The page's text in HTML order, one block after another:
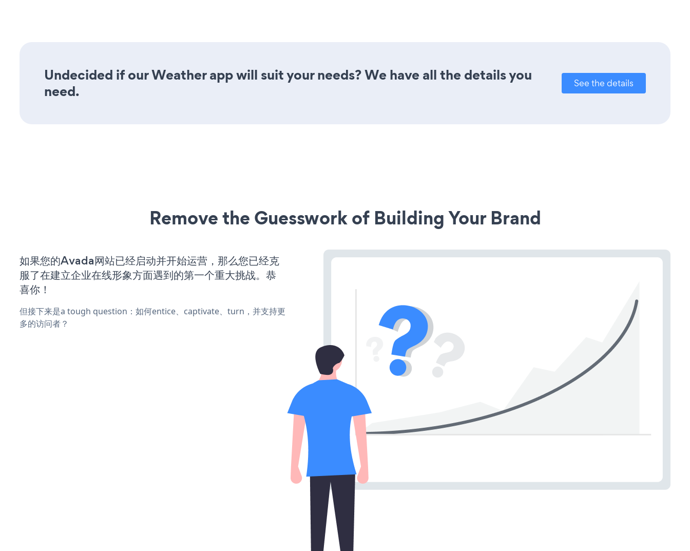
Undecided if our Weather app will suit your needs? We have all the details you
need.
See the details
Remove the Guesswork of Building Your Brand
如果您的Avada网站已经启动并开始运营，那么您已经克
服了在建立企业在线形象方面遇到的第一个重大挑战。恭
喜你！
但接下来是a tough question：如何entice、captivate、turn，并支持更
多的访问者？